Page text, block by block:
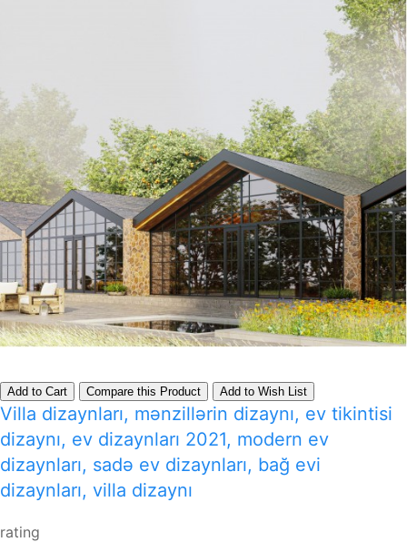
Add to Cart Compare this Product Add to Wish List
Villa dizaynları, mənzillərin dizaynı, ev tikintisi
dizaynı, ev dizaynları 2021, modern ev
dizaynları, sadə ev dizaynları, bağ evi
dizaynları, villa dizaynı
rating